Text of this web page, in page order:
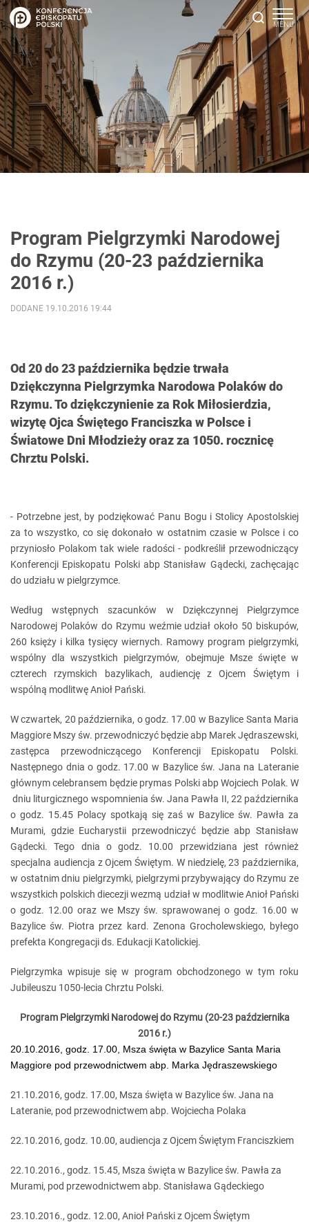
Program Pielgrzymki Narodowej
do Rzymu (20-23 października
2016 r.)
Od 20 do 23 października będzie trwała
Dziękczynna Pielgrzymka Narodowa Polaków do
Rzymu. To dziękczynienie za Rok Miłosierdzia,
wizytę Ojca Świętego Franciszka w Polsce i
Światowe Dni Młodzieży oraz za 1050. rocznicę
Chrztu Polski.
DODANE 19.10.2016 19:44
- Potrzebne jest, by podziękować Panu Bogu i Stolicy Apostolskiej
za to wszystko, co się dokonało w ostatnim czasie w Polsce i co
przyniosło Polakom tak wiele radości - podkreślił przewodniczący
Konferencji Episkopatu Polski abp Stanisław Gądecki, zachęcając
do udziału w pielgrzymce.
Według wstępnych szacunków w Dziękczynnej Pielgrzymce
Narodowej Polaków do Rzymu weźmie udział około 50 biskupów,
260 księży i kilka tysięcy wiernych. Ramowy program pielgrzymki,
wspólny dla wszystkich pielgrzymów, obejmuje Msze święte w
czterech rzymskich bazylikach, audiencję z Ojcem Świętym i
wspólną modlitwę Anioł Pański.
W czwartek, 20 października, o godz. 17.00 w Bazylice Santa Maria
Maggiore Mszy św. przewodniczyć będzie abp Marek Jędraszewski,
zastępca przewodniczącego Konferencji Episkopatu Polski.
Następnego dnia o godz. 17.00 w Bazylice św. Jana na Lateranie
głównym celebransem będzie prymas Polski abp Wojciech Polak. W
dniu liturgicznego wspomnienia św. Jana Pawła II, 22 października
o godz. 15.45 Polacy spotkają się zaś w Bazylice św. Pawła za
Murami, gdzie Eucharystii przewodniczyć będzie abp Stanisław
Gądecki. Tego dnia o godz. 10.00 przewidziana jest również
specjalna audiencja z Ojcem Świętym. W niedzielę, 23 października,
w ostatnim dniu pielgrzymki, pielgrzymi przybywający do Rzymu ze
wszystkich polskich diecezji wezmą udział w modlitwie Anioł Pański
o godz. 12.00 oraz we Mszy św. sprawowanej o godz. 16.00 w
Bazylice św. Piotra przez kard. Zenona Grocholewskiego, byłego
prefekta Kongregacji ds. Edukacji Katolickiej.
Pielgrzymka wpisuje się w program obchodzonego w tym roku
Jubileuszu 1050-lecia Chrztu Polski.
Program Pielgrzymki Narodowej do Rzymu (20-23 października
2016 r.)
20.10.2016, godz. 17.00, Msza święta w Bazylice Santa Maria
Maggiore pod przewodnictwem abp. Marka Jędraszewskiego
21.10.2016, godz. 17.00, Msza święta w Bazylice św. Jana na
Lateranie, pod przewodnictwem abp. Wojciecha Polaka
22.10.2016, godz. 10.00, audiencja z Ojcem Świętym Franciszkiem
22.10.2016., godz. 15.45, Msza święta w Bazylice św. Pawła za
Murami, pod przewodnictwem abp. Stanisława Gądeckiego
23.10.2016., godz. 12.00, Anioł Pański z Ojcem Świętym